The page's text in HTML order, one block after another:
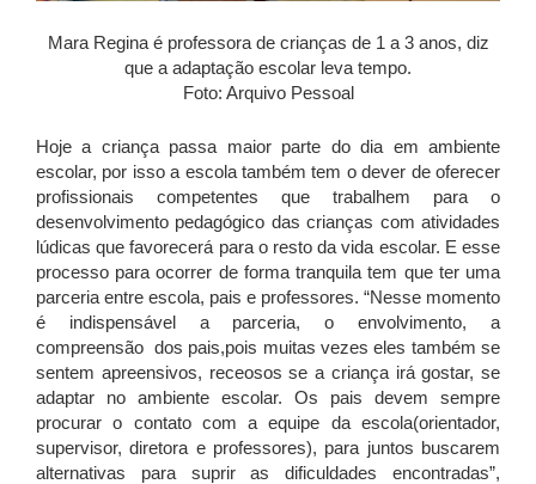
Mara Regina é professora de crianças de 1 a 3 anos, diz
que a adaptação escolar leva tempo.
Foto: Arquivo Pessoal
Hoje a criança passa maior parte do dia em ambiente
escolar, por isso a escola também tem o dever de oferecer
profissionais competentes que trabalhem para o
desenvolvimento pedagógico das crianças com atividades
lúdicas que favorecerá para o resto da vida escolar. E esse
processo para ocorrer de forma tranquila tem que ter uma
parceria entre escola, pais e professores. “Nesse momento
é indispensável a parceria, o envolvimento, a
compreensão dos pais,pois muitas vezes eles também se
sentem apreensivos, receosos se a criança irá gostar, se
adaptar no ambiente escolar. Os pais devem sempre
procurar o contato com a equipe da escola(orientador,
supervisor, diretora e professores), para juntos buscarem
alternativas para suprir as dificuldades encontradas”,